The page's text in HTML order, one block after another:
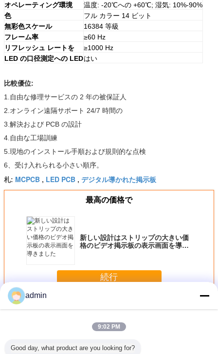
オペレーティング環境
温度: -20℃への +60℃; 湿気: 10%-90%
色
フル カラー 14 ビット
無彩色スケール
16384 等級
フレーム率
≥60 Hz
リフレッシュ レートを
≥1000 Hz
LED の口径測定への LEDはい
比較優位:
1.自由な修理サービスの 2 年の被保証人
2.オンライン遠隔サポート 24/7 時間の
3.解決および PCB の設計
4.自由な工場訓練
5.現地のインストール手順および規則的な点検
6、受け入れられる小さい順序。
札: MCPCB , LED PCB , デジタル導かれた掲示板
最高の価格で
新しい設計はストリップの大きい価
格のビデオ掲示板の表示画面を導き
続行
多くLED PCB 板
admin
9:02 PM
Good day, what product are you looking for?